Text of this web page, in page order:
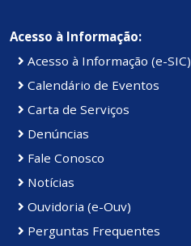
Acesso à Informação:
Acesso à Informação (e-SIC)
Calendário de Eventos
Carta de Serviços
Denúncias
Fale Conosco
Notícias
Ouvidoria (e-Ouv)
Perguntas Frequentes